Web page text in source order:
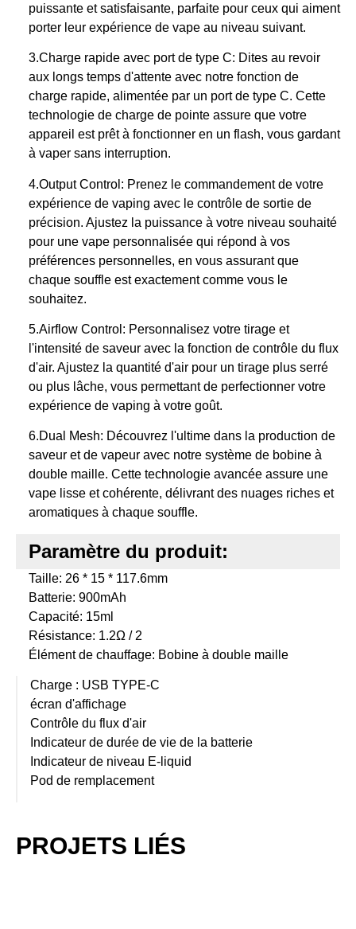
puissante et satisfaisante, parfaite pour ceux qui aiment
porter leur expérience de vape au niveau suivant.
3.Charge rapide avec port de type C: Dites au revoir
aux longs temps d'attente avec notre fonction de
charge rapide, alimentée par un port de type C. Cette
technologie de charge de pointe assure que votre
appareil est prêt à fonctionner en un flash, vous gardant
à vaper sans interruption.
4.Output Control: Prenez le commandement de votre
expérience de vaping avec le contrôle de sortie de
précision. Ajustez la puissance à votre niveau souhaité
pour une vape personnalisée qui répond à vos
préférences personnelles, en vous assurant que
chaque souffle est exactement comme vous le
souhaitez.
5.Airflow Control: Personnalisez votre tirage et
l'intensité de saveur avec la fonction de contrôle du flux
d'air. Ajustez la quantité d'air pour un tirage plus serré
ou plus lâche, vous permettant de perfectionner votre
expérience de vaping à votre goût.
6.Dual Mesh: Découvrez l'ultime dans la production de
saveur et de vapeur avec notre système de bobine à
double maille. Cette technologie avancée assure une
vape lisse et cohérente, délivrant des nuages riches et
aromatiques à chaque souffle.
Paramètre du produit:
Taille: 26 * 15 * 117.6mm
Batterie: 900mAh
Capacité: 15ml
Résistance: 1.2Ω / 2
Élément de chauffage: Bobine à double maille
Charge : USB TYPE-C
écran d'affichage
Contrôle du flux d'air
Indicateur de durée de vie de la batterie
Indicateur de niveau E-liquid
Pod de remplacement
PROJETS LIÉS